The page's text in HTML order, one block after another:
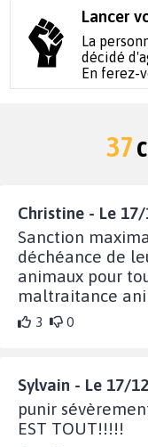
Lancer
La
décidé
En ferez-
37
Christine - Le
Sanction
déchéance de
animaux pour
maltraitance
3 0
Sylvain - Le 17/
punir
EST TOUT!!!!!